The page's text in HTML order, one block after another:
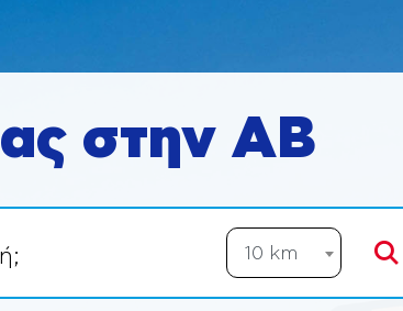
στην ΑΒ
10 km